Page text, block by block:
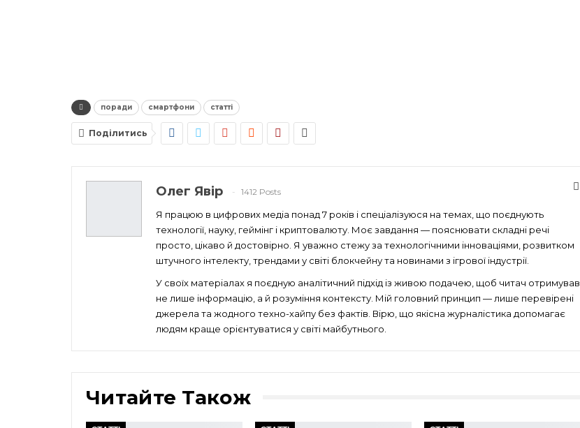
поради смартфони статті
Поділитись
Олег Явір 1412 Posts
Я працюю в цифрових медіа понад 7 років і спеціалізуюся на темах, що поєднують
технології, науку, геймінг і криптовалюту. Моє завдання — пояснювати складні речі
просто, цікаво й достовірно. Я уважно стежу за технологічними інноваціями, розвитком
штучного інтелекту, трендами у світі блокчейну та новинами з ігрової індустрії.
У своїх матеріалах я поєдную аналітичний підхід із живою подачею, щоб читач отримував
не лише інформацію, а й розуміння контексту. Мій головний принцип — лише перевірені
джерела та жодного техно-хайпу без фактів. Вірю, що якісна журналістика допомагає
людям краще орієнтуватися у світі майбутнього.
Читайте Також